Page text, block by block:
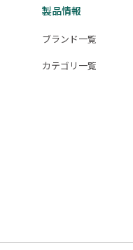
製品情報
ブランド一覧
カテゴリ一覧